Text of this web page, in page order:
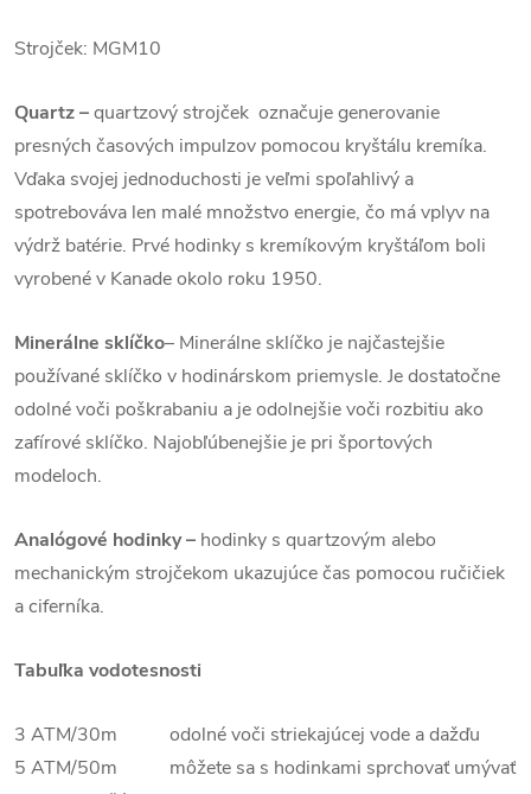
Strojček: MGM10
Quartz–quartzový strojček označuje generovanie
presných časových impulzov pomocou kryštálu kremíka.
Vďaka svojej jednoduchosti je veľmi spoľahlivý a
spotrebováva len malé množstvo energie, čo má vplyv na
výdrž batérie. Prvé hodinky s kremíkovým kryštáľom boli
vyrobené v Kanade okolo roku 1950.
Minerálne sklíčko– Minerálne sklíčko je najčastejšie
používané sklíčko v hodinárskom priemysle. Je dostatočne
odolné voči poškrabaniu a je odolnejšie voči rozbitiu ako
zafírové sklíčko. Najobľúbenejšie je pri športových
modeloch.
Analógové hodinky – hodinky s quartzovým alebo
mechanickým strojčekom ukazujúce čas pomocou ručičiek
a ciferníka.
Tabuľka vodotesnosti
3 ATM/30m odolné voči striekajúcej vode a dažďu
5 ATM/50m môžete sa s hodinkami sprchovať umývať